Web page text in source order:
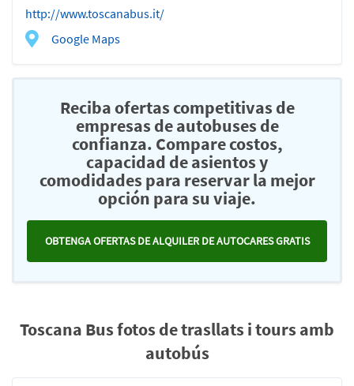
http://www.toscanabus.it/
Google Maps
Reciba ofertas competitivas de
empresas de autobuses de
confianza. Compare costos,
capacidad de asientos y
comodidades para reservar la mejor
opción para su viaje.
OBTENGA OFERTAS DE ALQUILER DE AUTOCARES GRATIS
Toscana Bus fotos de trasllats i tours amb
autobús